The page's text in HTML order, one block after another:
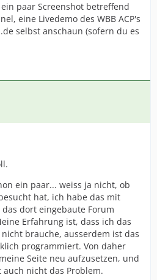
paar Screenshot betreffend
eine Livedemo des WBB ACP's
selbst anschaun (sofern du es
ein paar... weiss ja nicht, ob
hat, ich habe das mit
dort eingebaute Forum
Erfahrung ist, dass ich das
brauche, ausserdem ist das
programmiert. Von daher
Seite neu aufzusetzen, und
nicht das Problem.